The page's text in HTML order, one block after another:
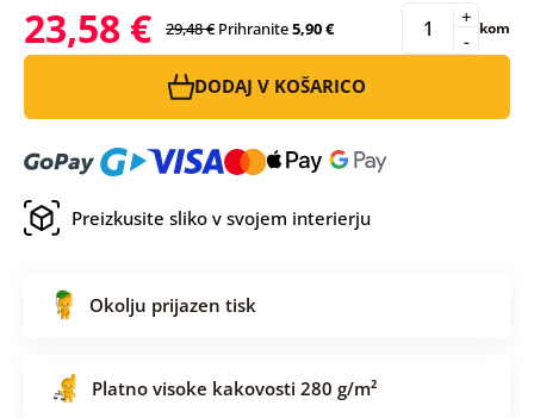
23,58 € 29,48 € Prihranite5,90 € -
+ kom
DODAJ V KOŠARICO
Preizkusite sliko v svojem interierju
Okolju prijazen tisk
Platno visoke kakovosti 280 g/m²